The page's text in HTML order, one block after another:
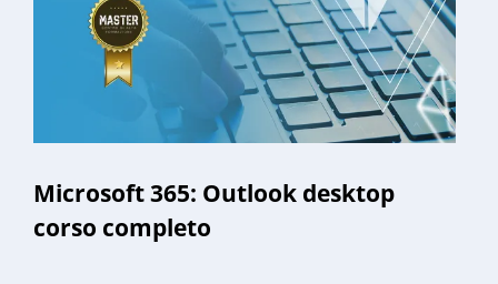
Microsoft 365: Outlook desktop
corso completo